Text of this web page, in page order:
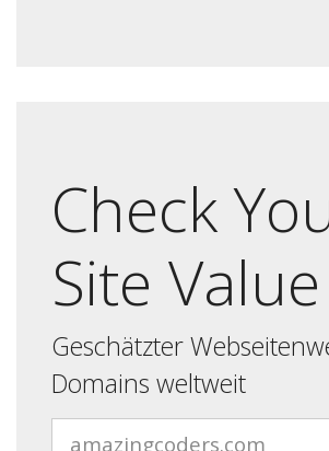
Check
Site Value
Geschätzter
Domains weltweit